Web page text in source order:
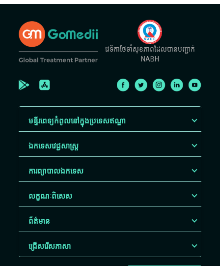
វេទិកាថែទាំសុខភាពដែលបានបញ្ជាក់
NABH
មន្ទីរពេទ្យកំពូលនៅក្នុងប្រទេសឥណ្ឌា
ឯកទេសវេជ្ជសាស្ត្រ
ការព្យាបាលឯកទេស
លក្ខណៈពិសេស
ព័ត៌មាន
ជ្រើសរើស​ភាសា